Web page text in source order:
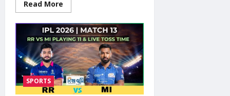
Read More
more
Rajpal
Yadav
Controversy
:राजपाल
यादव
विवाद:
अवॉर्ड
शो
में
मजाक
SPORTS